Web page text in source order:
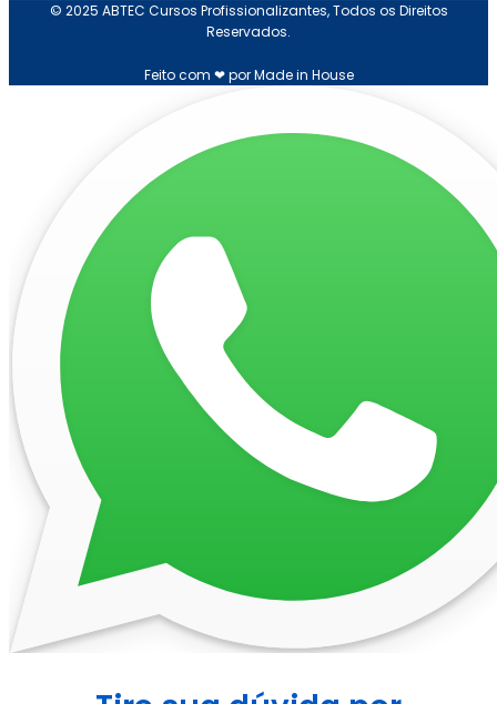
© 2025 ABTEC Cursos Profissionalizantes, Todos os Direitos
Reservados.
Feito com ❤ por Made in House